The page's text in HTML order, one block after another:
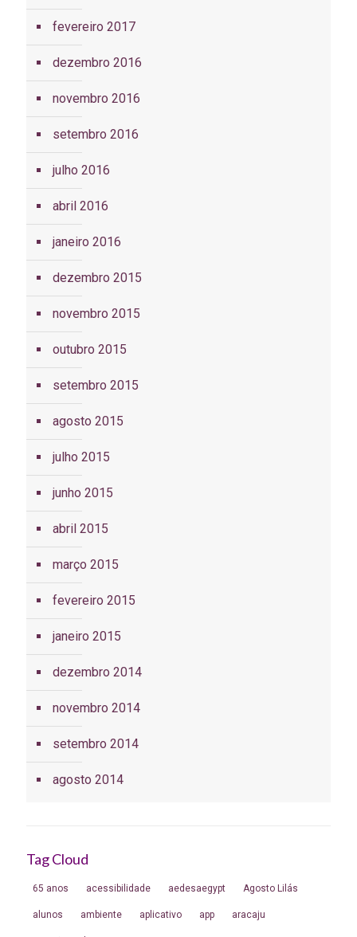
fevereiro 2017
dezembro 2016
novembro 2016
setembro 2016
julho 2016
abril 2016
janeiro 2016
dezembro 2015
novembro 2015
outubro 2015
setembro 2015
agosto 2015
julho 2015
junho 2015
abril 2015
março 2015
fevereiro 2015
janeiro 2015
dezembro 2014
novembro 2014
setembro 2014
agosto 2014
Tag Cloud
65 anos acessibilidade aedesaegypt Agosto Lilás
alunos ambiente aplicativo app aracaju